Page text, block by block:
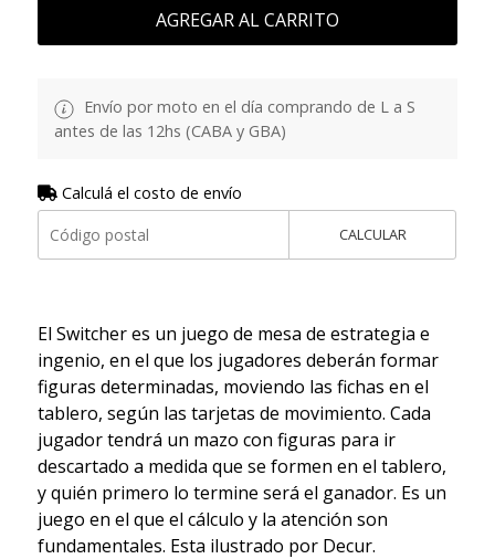
AGREGAR AL CARRITO
Envío por moto en el día comprando de L a S
antes de las 12hs (CABA y GBA)
Calculá el costo de envío
CALCULAR
El Switcher es un juego de mesa de estrategia e
ingenio, en el que los jugadores deberán formar
figuras determinadas, moviendo las fichas en el
tablero, según las tarjetas de movimiento. Cada
jugador tendrá un mazo con figuras para ir
descartado a medida que se formen en el tablero,
y quién primero lo termine será el ganador. Es un
juego en el que el cálculo y la atención son
fundamentales. Esta ilustrado por Decur.